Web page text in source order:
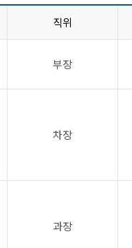
직위
부장
차장
과장